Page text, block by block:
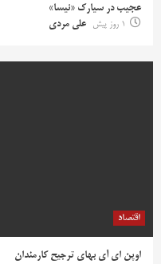
عجیب در سیارک «نیسا»
1 روز پیش
علی مردی
اقتصاد
اوپن ای آی بهای ترجیح کارمندان